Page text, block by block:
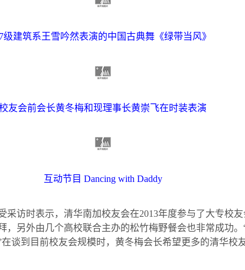
级建筑系王雪吟然表演的中国古典舞《绿带当风》
友会前会长黄冬梅和现理事长黄崇飞在时装表演
互动节目 Dancing with Daddy
采访时表示，清华南加校友会在2013年度参与了大专校
，另外由几个高校联合主办的松竹梅野餐会也非常成功
谈到目前校友会规模时，黄冬梅会长希望更多的清华校